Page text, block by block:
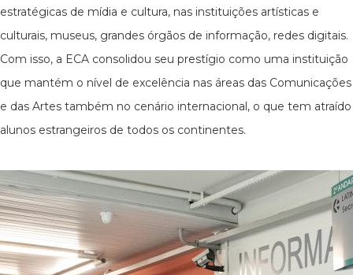
estratégicas de mídia e cultura, nas instituições artísticas e
culturais, museus, grandes órgãos de informação, redes digitais.
Com isso, a ECA consolidou seu prestígio como uma instituição
que mantém o nível de excelência nas áreas das Comunicações
e das Artes também no cenário internacional, o que tem atraído
alunos estrangeiros de todos os continentes.